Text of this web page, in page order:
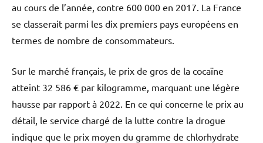
au cours de l’année, contre 600 000 en 2017. La France
se classerait parmi les dix premiers pays européens en
termes de nombre de consommateurs.
Sur le marché français, le prix de gros de la cocaïne
atteint 32 586 € par kilogramme, marquant une légère
hausse par rapport à 2022. En ce qui concerne le prix au
détail, le service chargé de la lutte contre la drogue
indique que le prix moyen du gramme de chlorhydrate